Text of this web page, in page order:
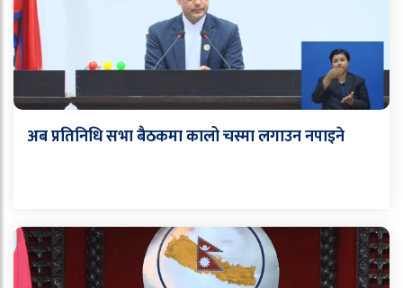
अब प्रतिनिधि सभा बैठकमा कालो चस्मा लगाउन नपाइने